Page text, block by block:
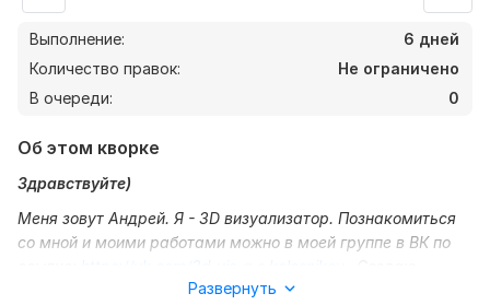
Выполнение:
6 дней
Количество правок:
Не ограничено
В очереди:
0
Об этом кворке
Здравствуйте)
Меня зовут Андрей. Я - 3D визуализатор. Познакомиться
со мной и моими работами можно в моей группе в ВК по
качественную визуализацию. Учитываю Ваши пожелания.
Развернуть